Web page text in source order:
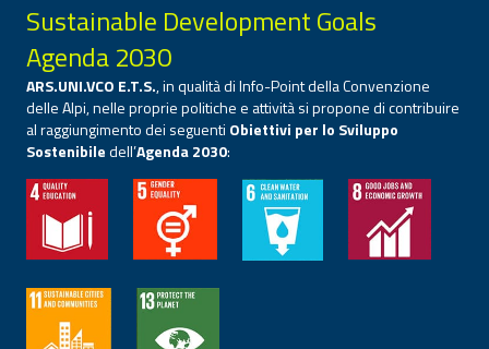
Sustainable Development Goals
Agenda 2030
ARS.UNI.VCO E.T.S., in qualità di Info-Point della Convenzione
delle Alpi, nelle proprie politiche e attività si propone di contribuire
al raggiungimento dei seguenti Obiettivi per lo Sviluppo
Sostenibiledell’Agenda 2030: